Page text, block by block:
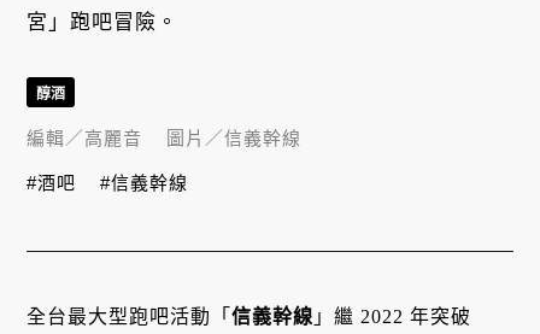
宮」跑吧冒險。
全台最大型跑吧活動「信義幹線 」繼 2022 年突破
醇酒
編輯／高麗音 圖片／信義幹線
#酒吧 #信義幹線